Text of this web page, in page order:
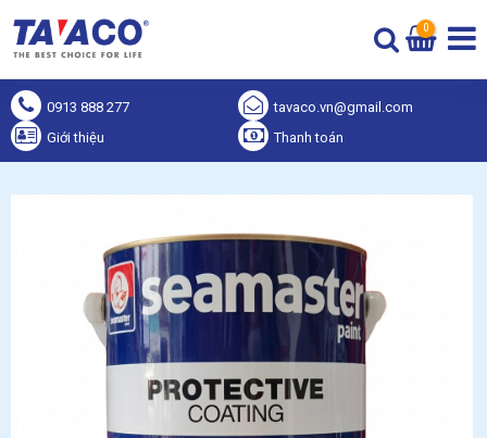
0
0913 888 277
tavaco.vn@gmail.com
Giới thiệu
Thanh toán